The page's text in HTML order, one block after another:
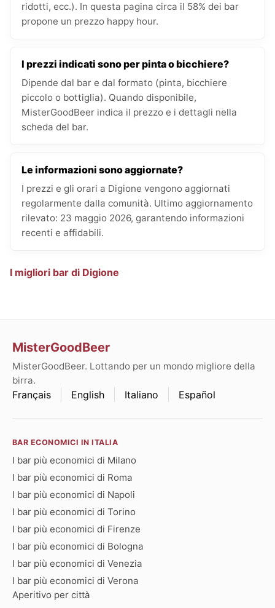
ridotti, ecc.). In questa pagina circa il 58% dei bar
propone un prezzo happy hour.
I prezzi indicati sono per pinta o bicchiere?
Dipende dal bar e dal formato (pinta, bicchiere
piccolo o bottiglia). Quando disponibile,
MisterGoodBeer indica il prezzo e i dettagli nella
scheda del bar.
Le informazioni sono aggiornate?
I prezzi e gli orari a Digione vengono aggiornati
regolarmente dalla comunità. Ultimo aggiornamento
rilevato: 23 maggio 2026, garantendo informazioni
recenti e affidabili.
I migliori bar di Digione
MisterGoodBeer
MisterGoodBeer. Lottando per un mondo migliore della
birra.
Français English Italiano Español
BAR ECONOMICI IN ITALIA
I bar più economici di Milano
I bar più economici di Roma
I bar più economici di Napoli
I bar più economici di Torino
I bar più economici di Firenze
I bar più economici di Bologna
I bar più economici di Venezia
I bar più economici di Verona
Aperitivo per città